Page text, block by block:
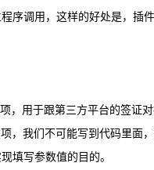
序调用，这样的好处是，插
，用于跟第三方平台的签证
，我们不可能写到代码里面
填写参数值的目的。